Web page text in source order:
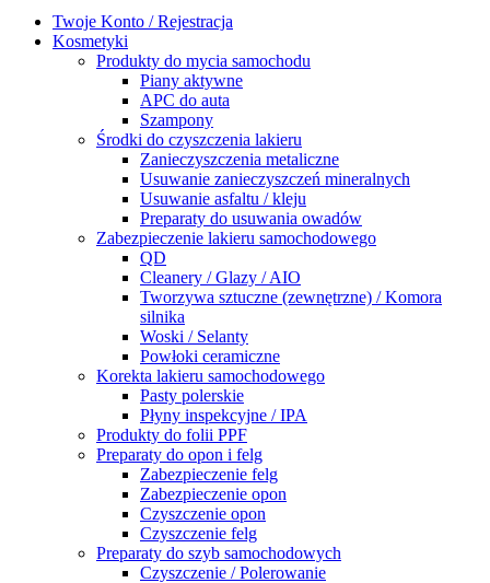
Twoje Konto / Rejestracja
Kosmetyki
Produkty do mycia samochodu
Piany aktywne
APC do auta
Szampony
Środki do czyszczenia lakieru
Zanieczyszczenia metaliczne
Usuwanie zanieczyszczeń mineralnych
Usuwanie asfaltu / kleju
Preparaty do usuwania owadów
Zabezpieczenie lakieru samochodowego
QD
Cleanery / Glazy / AIO
Tworzywa sztuczne (zewnętrzne) / Komora
silnika
Woski / Selanty
Powłoki ceramiczne
Korekta lakieru samochodowego
Pasty polerskie
Płyny inspekcyjne / IPA
Produkty do folii PPF
Preparaty do opon i felg
Zabezpieczenie felg
Zabezpieczenie opon
Czyszczenie opon
Czyszczenie felg
Preparaty do szyb samochodowych
Czyszczenie / Polerowanie